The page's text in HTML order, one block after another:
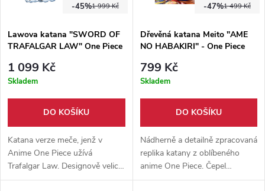
1 999 Kč
-45%
Lawova katana "SWORD OF
TRAFALGAR LAW" One Piece
1 099 Kč
Skladem
DO KOŠÍKU
Katana verze meče, jenž v
Anime One Piece užívá
Trafalgar Law. Designově velice
podobná originálu. Čistě
1 499 Kč
-47%
Dřevěná katana Meito "AME
NO HABAKIRI" - One Piece
799 Kč
Skladem
DO KOŠÍKU
Nádherně a detailně zpracovaná
replika katany z oblíbeného
anime One Piece. Čepel
vyrobena z pevného dřeva +